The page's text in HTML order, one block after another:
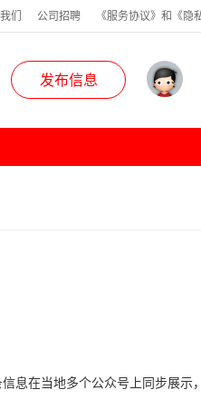
们 公司招聘 《服务协议》和《隐
发布信息
息在当地多个公众号上同步展示